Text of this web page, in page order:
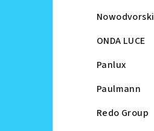
Nowodvorski
ONDA LUCE
Panlux
Paulmann
Redo Group